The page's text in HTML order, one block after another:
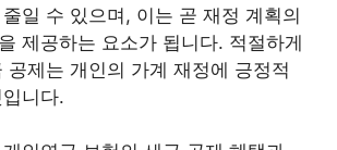
일 수 있으며, 이는 곧 재정 계획의
제공하는 요소가 됩니다. 적절하게
공제는 개인의 가계 재정에 긍정적
니다.